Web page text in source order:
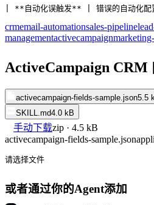
| **自动化误触发** | 错误的自动化配
crmemail-automationsales-pipeline
managementactivecampaign
ActiveCampaign CRM
activecampaign-fields-sample.json5.5
SKILL.md4.0 kB
手动下载zip · 4.5 kB
activecampaign-fields-sample.json
请选择文件
或者通过你的Agent添加